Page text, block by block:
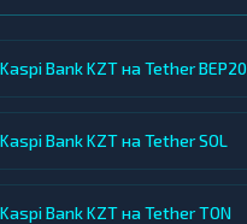
Bank KZT на Tether BEP20
Bank KZT на Tether SOL
Bank KZT на Tether TON